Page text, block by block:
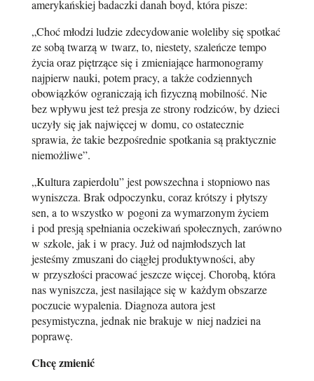
amerykańskiej badaczki danah boyd, która pisze:
„Choć młodzi ludzie zdecydowanie woleliby się spotkać
ze sobą twarzą w twarz, to, niestety, szaleńcze tempo
życia oraz piętrzące się i zmieniające harmonogramy
najpierw nauki, potem pracy, a także codziennych
obowiązków ograniczają ich fizyczną mobilność. Nie
bez wpływu jest też presja ze strony rodziców, by dzieci
uczyły się jak najwięcej w domu, co ostatecznie
sprawia, że takie bezpośrednie spotkania są praktycznie
niemożliwe”.
„Kultura zapierdolu” jest powszechna i stopniowo nas
wyniszcza. Brak odpoczynku, coraz krótszy i płytszy
sen, a to wszystko w pogoni za wymarzonym życiem
i pod presją spełniania oczekiwań społecznych, zarówno
w szkole, jak i w pracy. Już od najmłodszych lat
jesteśmy zmuszani do ciągłej produktywności, aby
w przyszłości pracować jeszcze więcej. Chorobą, która
nas wyniszcza, jest nasilające się w każdym obszarze
poczucie wypalenia. Diagnoza autora jest
pesymistyczna, jednak nie brakuje w niej nadziei na
poprawę.
Chcę zmienić